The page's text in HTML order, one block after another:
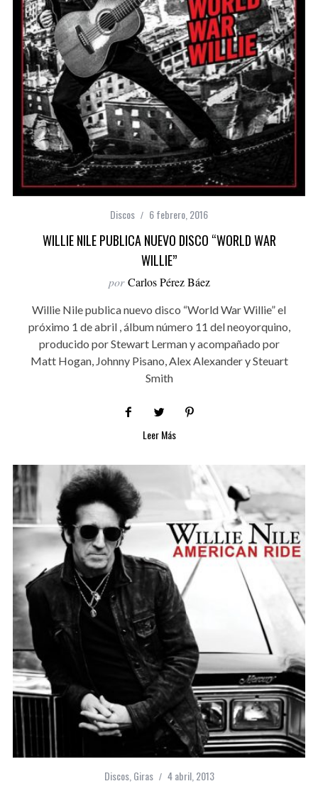
Discos 6 febrero, 2016
WILLIE NILE PUBLICA NUEVO DISCO “WORLD WAR
WILLIE”
por Carlos Pérez Báez
Willie Nile publica nuevo disco “World War Willie” el
próximo 1 de abril , álbum número 11 del neoyorquino,
producido por Stewart Lerman y acompañado por
Matt Hogan, Johnny Pisano, Alex Alexander y Steuart
Smith
Leer Más
Discos, Giras 4 abril, 2013